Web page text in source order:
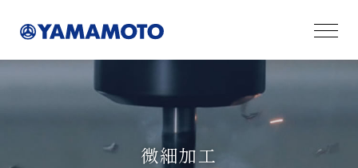
微細加工